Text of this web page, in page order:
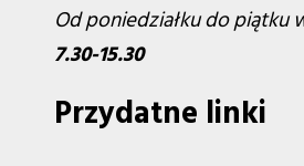
Od poniedziałku do piątku
7.30-15.30
Przydatne linki